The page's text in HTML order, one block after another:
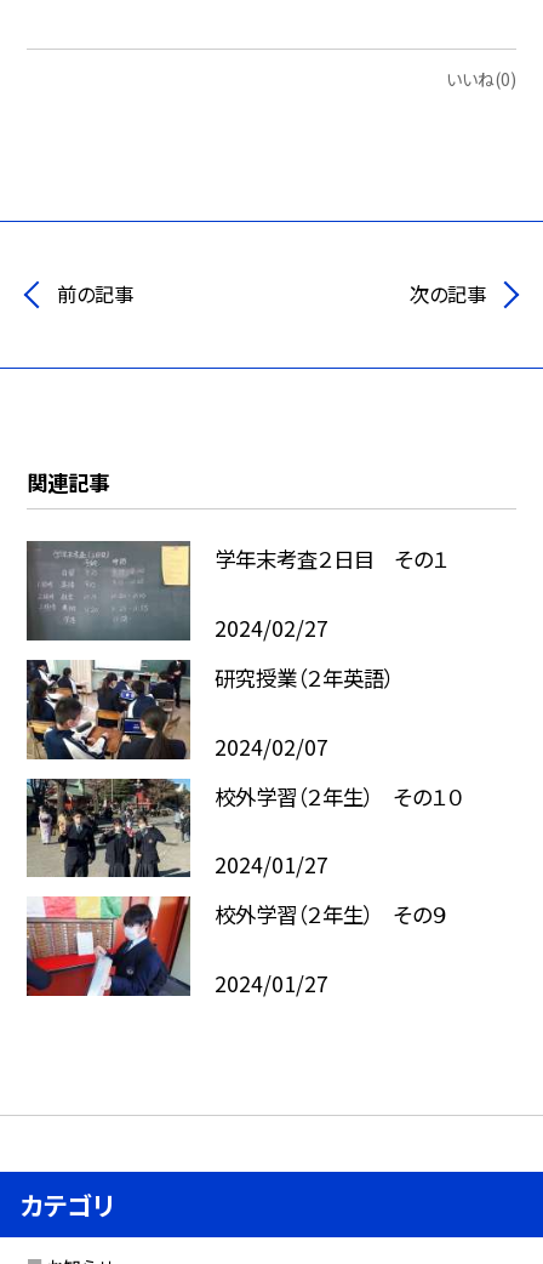
いいね(0)
前の記事 次の記事
関連記事
学年末考査２日目 その１
2024/02/27
研究授業（２年英語）
2024/02/07
校外学習（２年生） その１０
2024/01/27
校外学習（２年生） その９
2024/01/27
カテゴリ